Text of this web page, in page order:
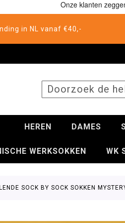
in NL vanaf €40,-
HEREN DAMES
WERKSOKKEN WK
SOCK BY SOCK SOKKEN